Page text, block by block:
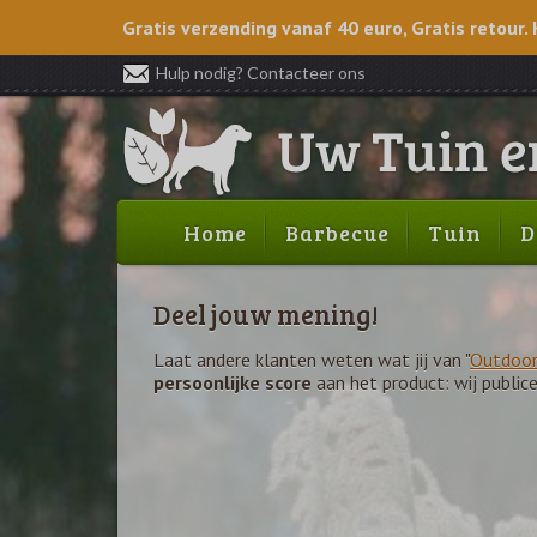
Gratis verzending vanaf 40 euro, Gratis retour.
Hulp nodig? Contacteer ons
Home Barbecue Tuin
Deel jouw mening!
Laat andere klanten weten wat jij van "
persoonlijke score aan het product: wij